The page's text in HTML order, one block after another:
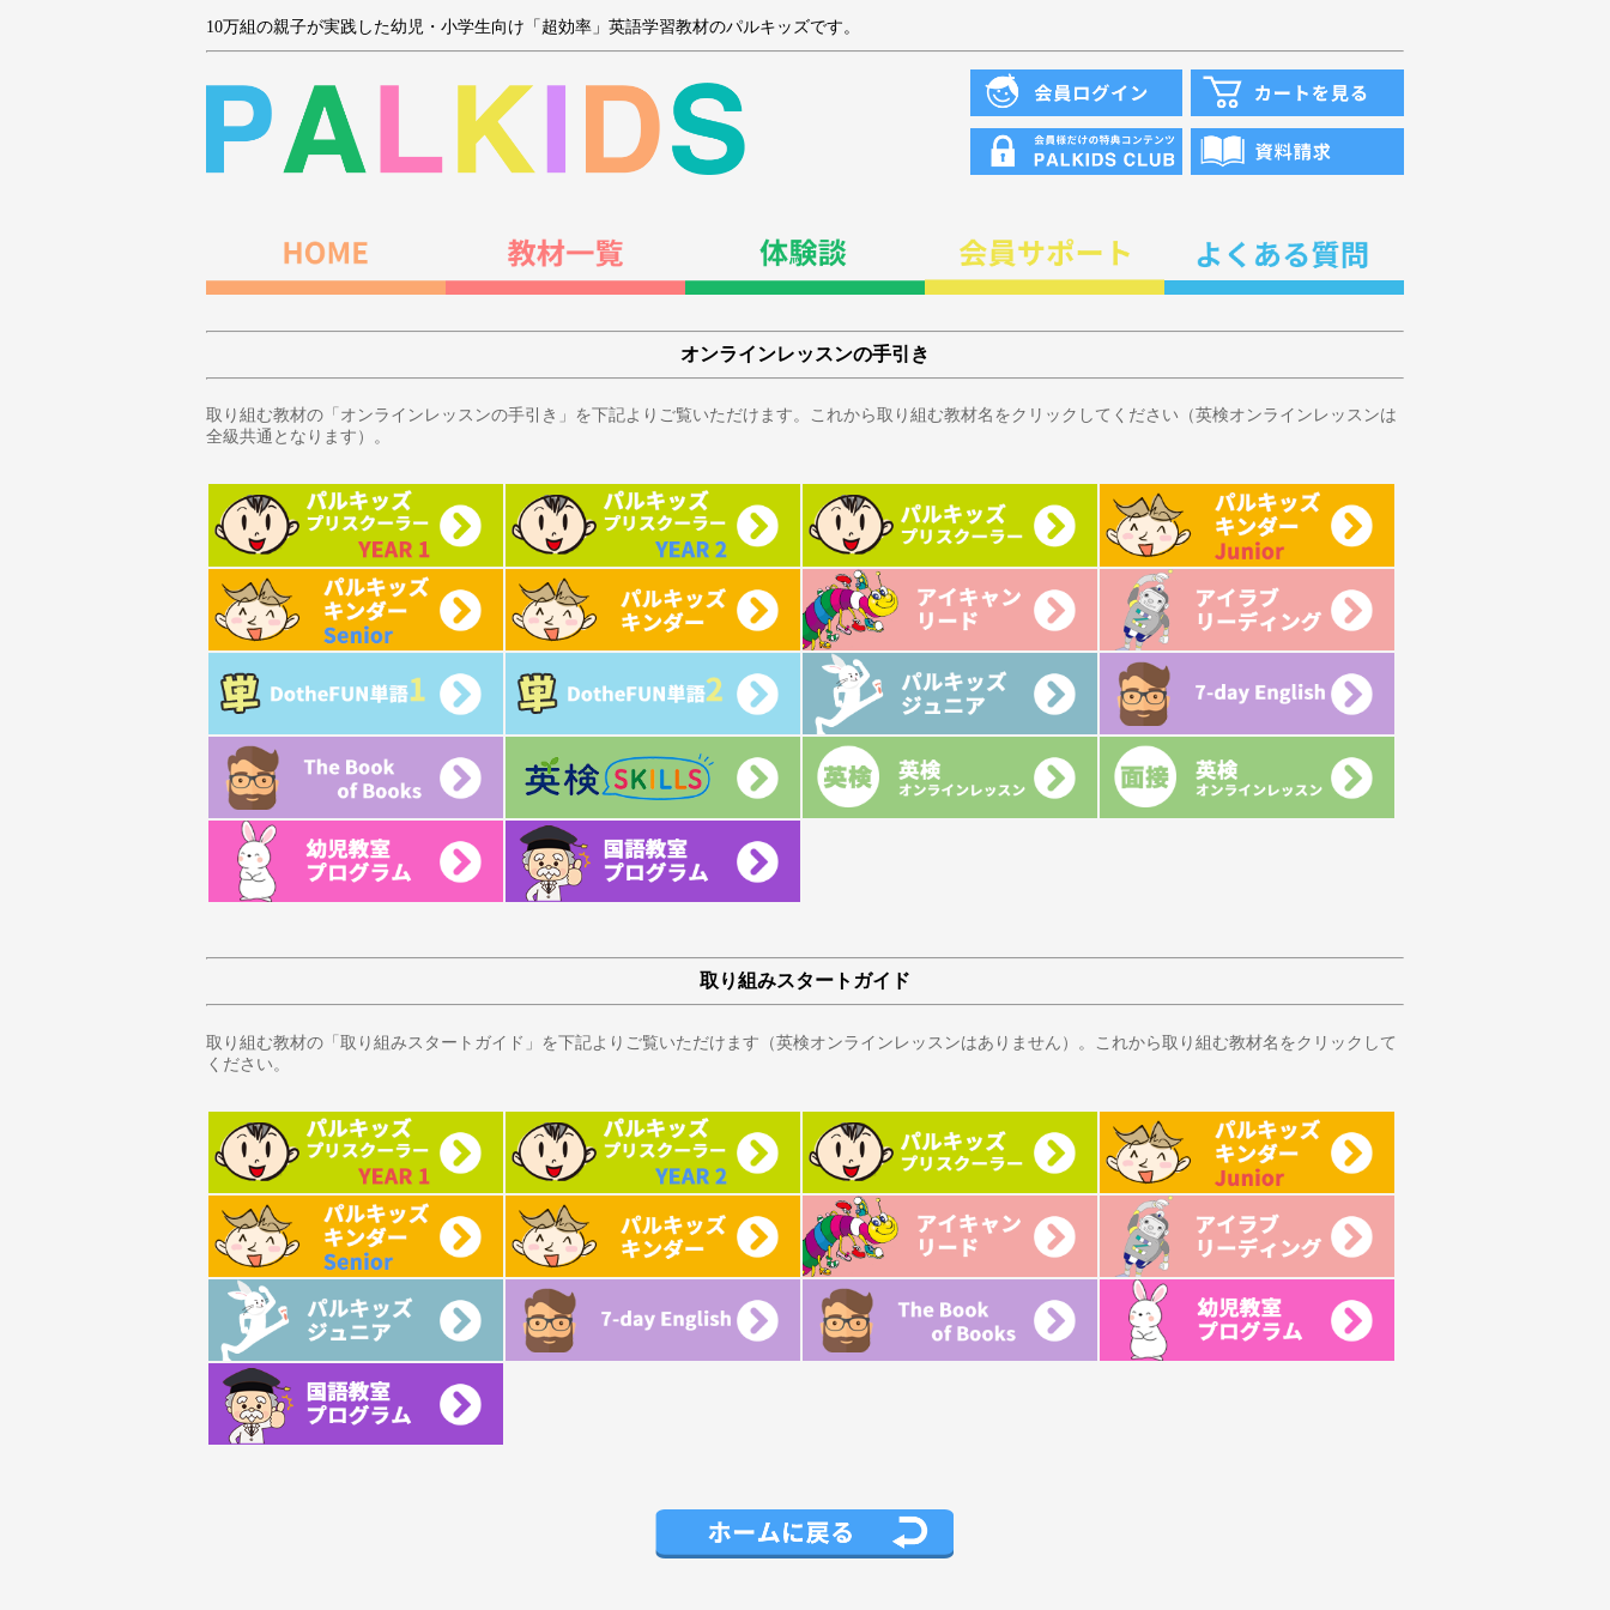
10万組の親子が実践した幼児・小学生向け「超効率」英語学習教材のパルキッズです。
オンラインレッスンの手引き
取り組む教材の「オンラインレッスンの手引き」を下記よりご覧いただけます。これから取り組む教材名をクリックしてください（英検オンラインレッスンは
全級共通となります）。
取り組みスタートガイド
取り組む教材の「取り組みスタートガイド」を下記よりご覧いただけます（英検オンラインレッスンはありません）。これから取り組む教材名をクリックして
ください。